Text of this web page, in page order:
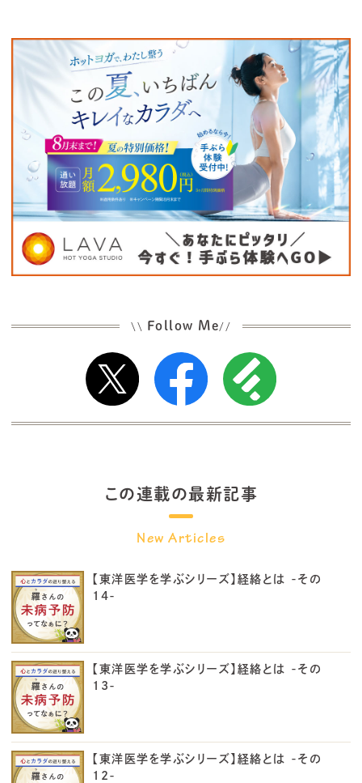
\\ Follow Me//
この連載の最新記事
【東洋医学を学ぶシリーズ】経絡とは -その
14-
【東洋医学を学ぶシリーズ】経絡とは -その
13-
【東洋医学を学ぶシリーズ】経絡とは -その
12-